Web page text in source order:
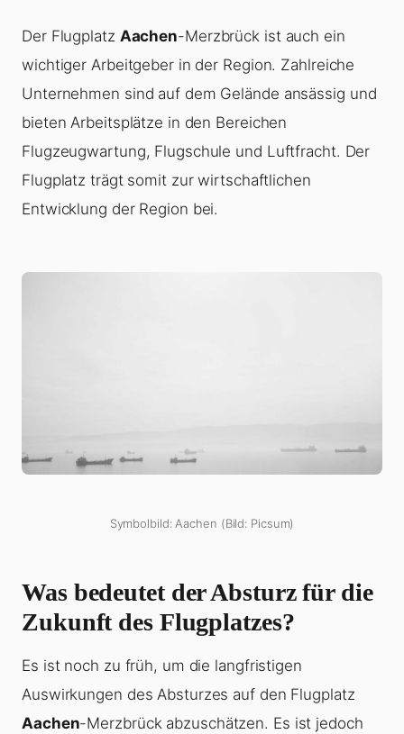
Der Flugplatz Aachen-Merzbrück ist auch ein
wichtiger Arbeitgeber in der Region. Zahlreiche
Unternehmen sind auf dem Gelände ansässig und
bieten Arbeitsplätze in den Bereichen
Flugzeugwartung, Flugschule und Luftfracht. Der
Flugplatz trägt somit zur wirtschaftlichen
Entwicklung der Region bei.
Symbolbild: Aachen (Bild: Picsum)
Was bedeutet der Absturz für die
Zukunft des Flugplatzes?
Es ist noch zu früh, um die langfristigen
Auswirkungen des Absturzes auf den Flugplatz
Aachen-Merzbrück abzuschätzen. Es ist jedoch